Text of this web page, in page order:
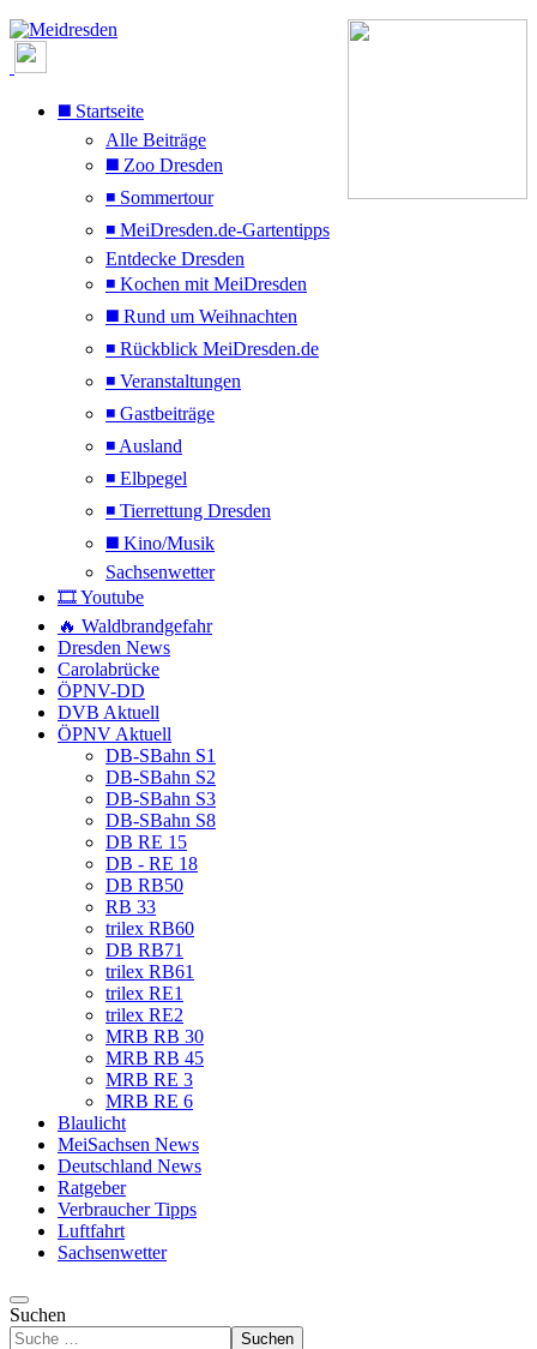
◼️ Startseite
Alle Beiträge
◼️ Zoo Dresden
◾ Sommertour
◾ MeiDresden.de-Gartentipps
Entdecke Dresden
◾ Kochen mit MeiDresden
◼️ Rund um Weihnachten
◾ Rückblick MeiDresden.de
◾ Veranstaltungen
◾ Gastbeiträge
◾ Ausland
◾ Elbpegel
◾ Tierrettung Dresden
◼️ Kino/Musik
Sachsenwetter
🎞️ Youtube
🔥 Waldbrandgefahr
Dresden News
Carolabrücke
ÖPNV-DD
DVB Aktuell
ÖPNV Aktuell
DB-SBahn S1
DB-SBahn S2
DB-SBahn S3
DB-SBahn S8
DB RE 15
DB - RE 18
DB RB50
RB 33
trilex RB60
DB RB71
trilex RB61
trilex RE1
trilex RE2
MRB RB 30
MRB RB 45
MRB RE 3
MRB RE 6
Blaulicht
MeiSachsen News
Deutschland News
Ratgeber
Verbraucher Tipps
Luftfahrt
Sachsenwetter
Suchen
Suchen